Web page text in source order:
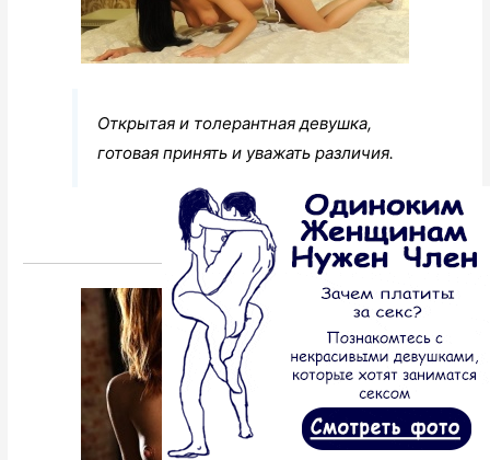
Открытая и толерантная девушка,
готовая принять и уважать различия.
Перейти к анкете